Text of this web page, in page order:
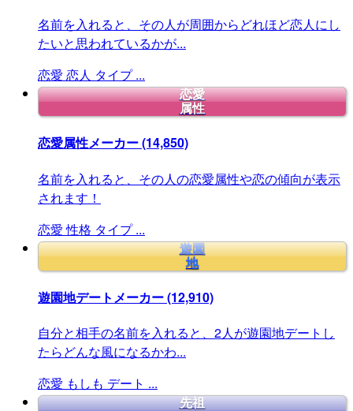
名前を入れると、その人が周囲からどれほど恋人にし
たいと思われているかが...
恋愛 恋人 タイプ ...
恋愛
属性
恋愛属性メーカー(14,850)
名前を入れると、その人の恋愛属性や恋の傾向が表示
されます！
恋愛 性格 タイプ ...
遊園
地
遊園地デートメーカー(12,910)
自分と相手の名前を入れると、2人が遊園地デートし
たらどんな風になるかわ...
恋愛 もしも デート ...
先祖